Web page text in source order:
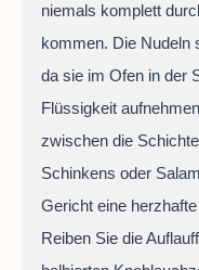
niemals komplett
kommen. Die Nudeln
da sie im Ofen in der
Flüssigkeit
zwischen die
Schinkens oder
Gericht eine
Reiben Sie die